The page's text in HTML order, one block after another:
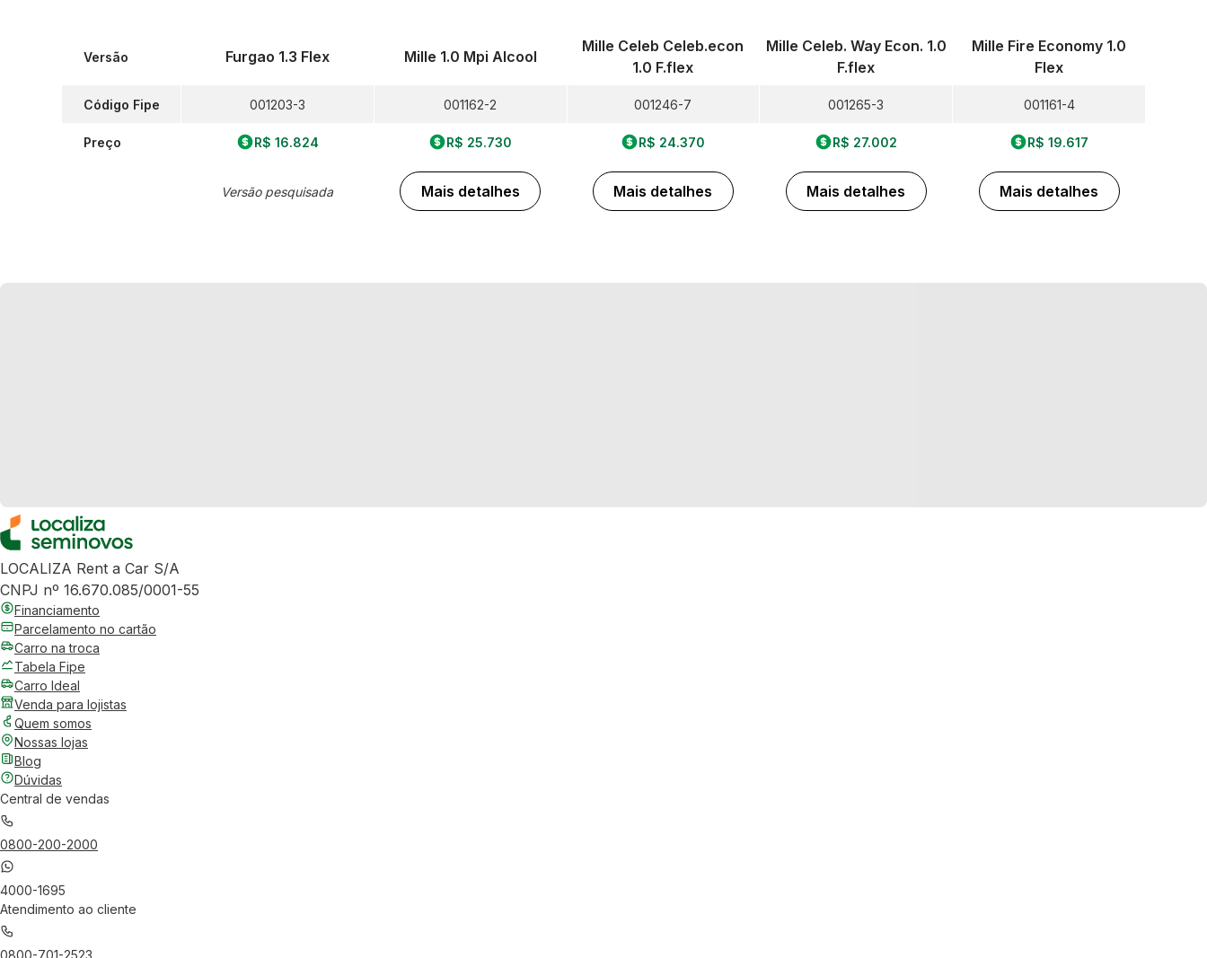
Versão
Código Fipe
Preço
Furgao 1.3 Flex
001203-3
R$ 16.824
Versão pesquisada
Mille 1.0 Mpi Alcool
001162-2
R$ 25.730
Mais detalhes
Mille Celeb Celeb.econ
1.0 F.flex
001246-7
R$ 24.370
Mais detalhes
Mille Celeb. Way Econ. 1.0
F.flex
001265-3
R$ 27.002
Mais detalhes
Mille Fire Economy 1.0
Flex
001161-4
R$ 19.617
Mais detalhes
LOCALIZA Rent a Car S/A
CNPJ nº 16.670.085/0001-55
Financiamento
Parcelamento no cartão
Carro na troca
Tabela Fipe
Carro Ideal
Venda para lojistas
Quem somos
Nossas lojas
Blog
Dúvidas
Central de vendas
0800-200-2000
4000-1695
Atendimento ao cliente
0800-701-2523